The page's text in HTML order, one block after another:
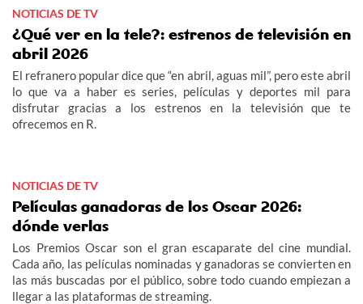
temporada de The Walking Dead: Daryl Dixon. Y en Star
Channel conoceremos al exconvicto reconvertido en detective
en RJ Decker. Y si lo tuyo son los documentales, no te pierdas
NOTICIAS DE TV
¿Qué ver en la tele?: estrenos de televisión en
abril 2026
El refranero popular dice que “en abril, aguas mil”, pero este abril
lo que va a haber es series, películas y deportes mil para
disfrutar gracias a los estrenos en la televisión que te
ofrecemos en R.
NOTICIAS DE TV
Películas ganadoras de los Oscar 2026:
dónde verlas
Los Premios Oscar son el gran escaparate del cine mundial.
Cada año, las películas nominadas y ganadoras se convierten en
las más buscadas por el público, sobre todo cuando empiezan a
llegar a las plataformas de streaming.